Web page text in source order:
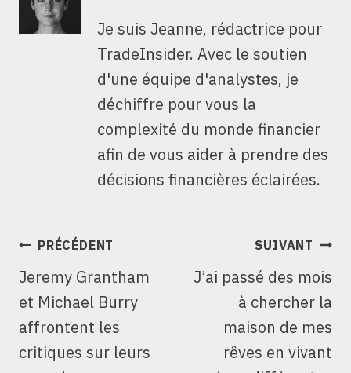
Je suis Jeanne, rédactrice pour
TradeInsider. Avec le soutien
d'une équipe d'analystes, je
déchiffre pour vous la
complexité du monde financier
afin de vous aider à prendre des
décisions financières éclairées.
NAVIGATION
L’ARTICLE
PRÉCÉDENT
Jeremy Grantham
et Michael Burry
affrontent les
critiques sur leurs
SUIVANT
J’ai passé des mois
à chercher la
maison de mes
rêves en vivant